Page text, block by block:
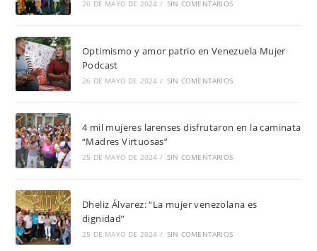
26 DE MAYO DE 2024 / SIN COMENTARIOS
Optimismo y amor patrio en Venezuela Mujer
Podcast
26 DE MAYO DE 2024 / SIN COMENTARIOS
4 mil mujeres larenses disfrutaron en la caminata
“Madres Virtuosas”
25 DE MAYO DE 2024 / SIN COMENTARIOS
Dheliz Álvarez: “La mujer venezolana es
dignidad”
25 DE MAYO DE 2024 / SIN COMENTARIOS